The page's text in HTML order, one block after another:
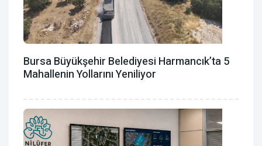
Bursa Büyükşehir Belediyesi Harmancık’ta 5
Mahallenin Yollarını Yeniliyor